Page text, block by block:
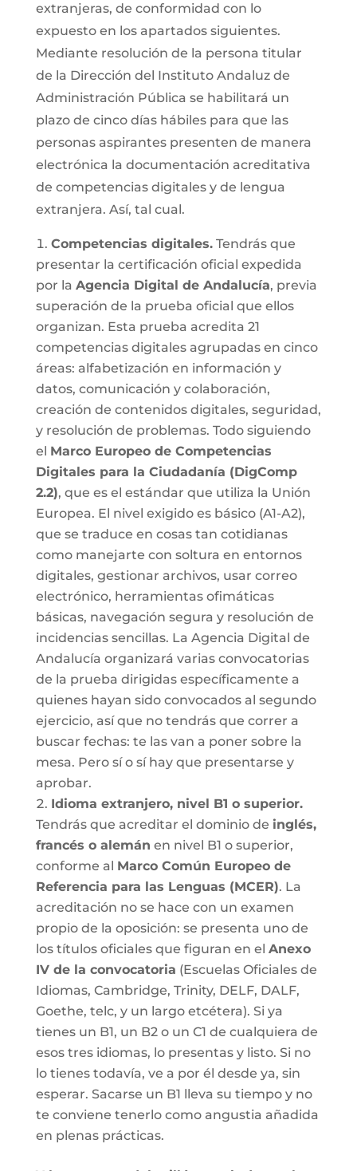
extranjeras, de conformidad con lo
expuesto en los apartados siguientes.
Mediante resolución de la persona titular
de la Dirección del Instituto Andaluz de
Administración Pública se habilitará un
plazo de cinco días hábiles para que las
personas aspirantes presenten de manera
electrónica la documentación acreditativa
de competencias digitales y de lengua
extranjera. Así, tal cual.
Competencias digitales.Tendrás que
presentar la certificación oficial expedida
por la Agencia Digital de Andalucía, previa
superación de la prueba oficial que ellos
organizan. Esta prueba acredita 21
competencias digitales agrupadas en cinco
áreas: alfabetización en información y
datos, comunicación y colaboración,
creación de contenidos digitales, seguridad,
y resolución de problemas. Todo siguiendo
el Marco Europeo de Competencias
Digitales para la Ciudadanía (DigComp
2.2), que es el estándar que utiliza la Unión
Europea. El nivel exigido es básico (A1-A2),
que se traduce en cosas tan cotidianas
como manejarte con soltura en entornos
digitales, gestionar archivos, usar correo
electrónico, herramientas ofimáticas
básicas, navegación segura y resolución de
incidencias sencillas. La Agencia Digital de
Andalucía organizará varias convocatorias
de la prueba dirigidas específicamente a
quienes hayan sido convocados al segundo
ejercicio, así que no tendrás que correr a
buscar fechas: te las van a poner sobre la
mesa. Pero sí o sí hay que presentarse y
aprobar.
Idioma extranjero, nivel B1 o superior.
Tendrás que acreditar el dominio de inglés,
francés o alemán en nivel B1 o superior,
conforme al Marco Común Europeo de
Referencia para las Lenguas (MCER). La
acreditación no se hace con un examen
propio de la oposición: se presenta uno de
los títulos oficiales que figuran en el Anexo
IV de la convocatoria (Escuelas Oficiales de
Idiomas, Cambridge, Trinity, DELF, DALF,
Goethe, telc, y un largo etcétera). Si ya
tienes un B1, un B2 o un C1 de cualquiera de
esos tres idiomas, lo presentas y listo. Si no
lo tienes todavía, ve a por él desde ya, sin
esperar. Sacarse un B1 lleva su tiempo y no
te conviene tenerlo como angustia añadida
en plenas prácticas.